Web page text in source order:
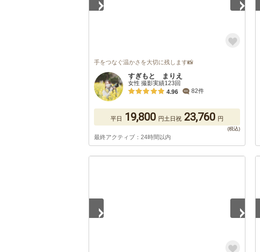
手をつなぐ温かさを大切に残します📸
すぎもと まりえ
女性 撮影実績123回
4.96
82件
平日 19,800 円土日祝 23,760 円
最終アクティブ：24時間以内